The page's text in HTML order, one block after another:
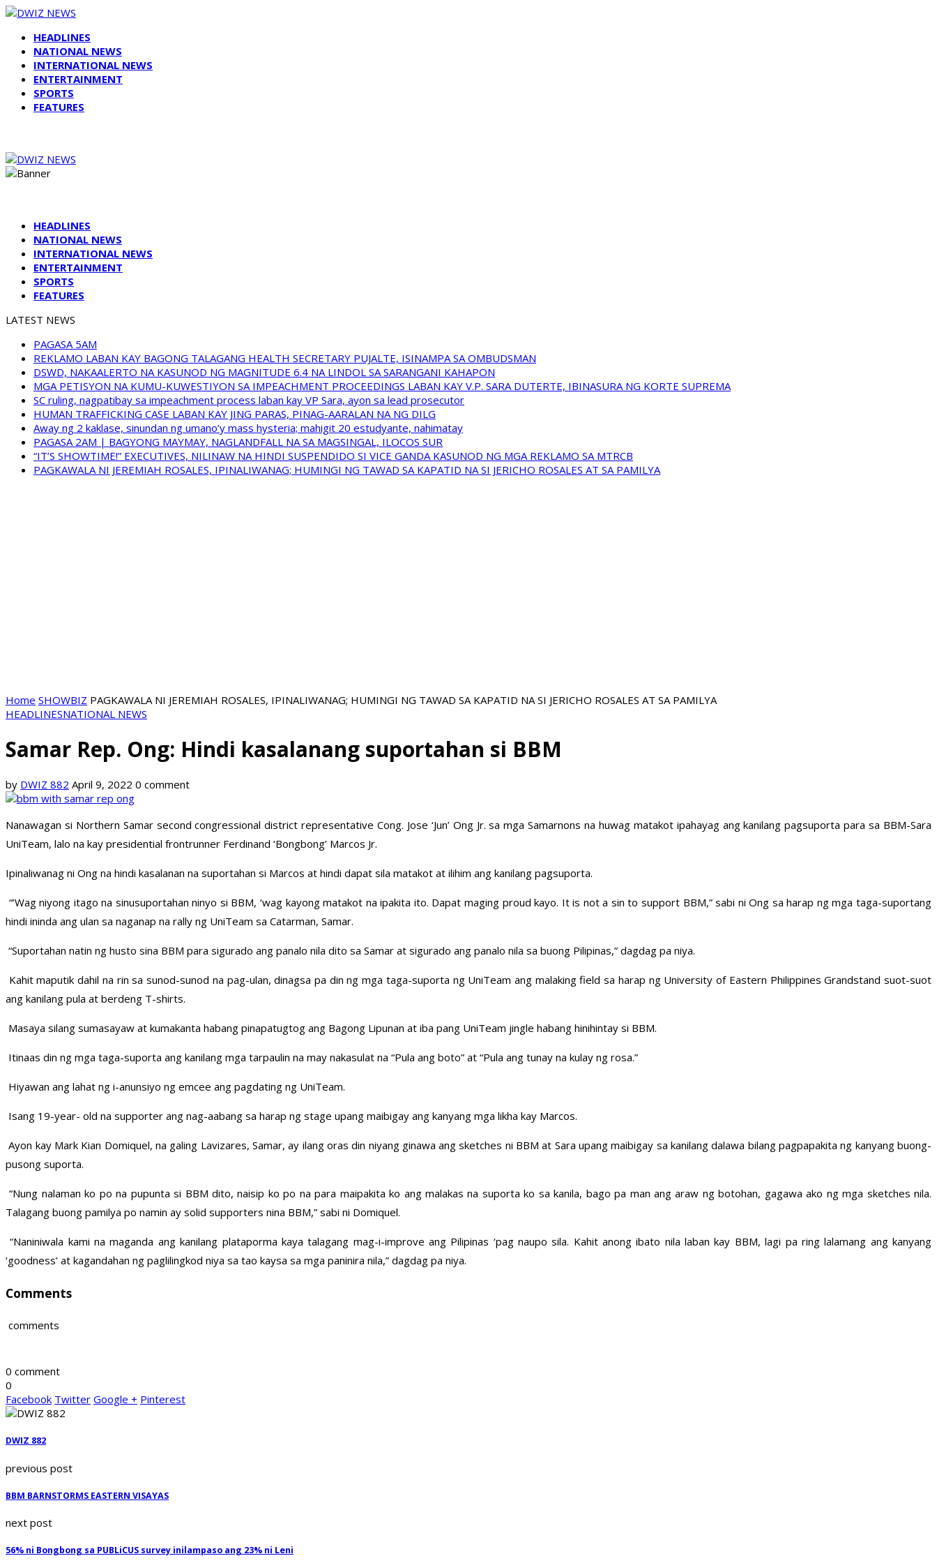
HEADLINES
NATIONAL NEWS
INTERNATIONAL NEWS
ENTERTAINMENT
SPORTS
FEATURES
HEADLINES
NATIONAL NEWS
INTERNATIONAL NEWS
ENTERTAINMENT
SPORTS
FEATURES
LATEST NEWS
PAGASA 5AM
REKLAMO LABAN KAY BAGONG TALAGANG HEALTH SECRETARY PUJALTE, ISINAMPA SA OMBUDSMAN
DSWD, NAKAALERTO NA KASUNOD NG MAGNITUDE 6.4 NA LINDOL SA SARANGANI KAHAPON
MGA PETISYON NA KUMU-KUWESTIYON SA IMPEACHMENT PROCEEDINGS LABAN KAY V.P. SARA DUTERTE, IBINASURA NG KORTE SUPREMA
SC ruling, nagpatibay sa impeachment process laban kay VP Sara, ayon sa lead prosecutor
HUMAN TRAFFICKING CASE LABAN KAY JING PARAS, PINAG-AARALAN NA NG DILG
Away ng 2 kaklase, sinundan ng umano’y mass hysteria; mahigit 20 estudyante, nahimatay
PAGASA 2AM | BAGYONG MAYMAY, NAGLANDFALL NA SA MAGSINGAL, ILOCOS SUR
“IT’S SHOWTIME!” EXECUTIVES, NILINAW NA HINDI SUSPENDIDO SI VICE GANDA KASUNOD NG MGA REKLAMO SA MTRCB
PAGKAWALA NI JEREMIAH ROSALES, IPINALIWANAG; HUMINGI NG TAWAD SA KAPATID NA SI JERICHO ROSALES AT SA PAMILYA
Home SHOWBIZ PAGKAWALA NI JEREMIAH ROSALES, IPINALIWANAG; HUMINGI NG TAWAD SA KAPATID NA SI JERICHO ROSALES AT SA PAMILYA
HEADLINESNATIONAL NEWS
Samar Rep. Ong: Hindi kasalanang suportahan si BBM
by DWIZ 882 April 9, 2022 0 comment
Nanawagan si Northern Samar second congressional district representative Cong. Jose ‘Jun’ Ong Jr. sa mga Samarnons na huwag matakot ipahayag ang kanilang pagsuporta para sa BBM-Sara
UniTeam, lalo na kay presidential frontrunner Ferdinand ‘Bongbong’ Marcos Jr.
Ipinaliwanag ni Ong na hindi kasalanan na suportahan si Marcos at hindi dapat sila matakot at ilihim ang kanilang pagsuporta.
“’Wag niyong itago na sinusuportahan ninyo si BBM, ‘wag kayong matakot na ipakita ito. Dapat maging proud kayo. It is not a sin to support BBM,” sabi ni Ong sa harap ng mga taga-suportang
hindi ininda ang ulan sa naganap na rally ng UniTeam sa Catarman, Samar.
“Suportahan natin ng husto sina BBM para sigurado ang panalo nila dito sa Samar at sigurado ang panalo nila sa buong Pilipinas,” dagdag pa niya.
Kahit maputik dahil na rin sa sunod-sunod na pag-ulan, dinagsa pa din ng mga taga-suporta ng UniTeam ang malaking field sa harap ng University of Eastern Philippines Grandstand suot-suot
ang kanilang pula at berdeng T-shirts.
Masaya silang sumasayaw at kumakanta habang pinapatugtog ang Bagong Lipunan at iba pang UniTeam jingle habang hinihintay si BBM.
Itinaas din ng mga taga-suporta ang kanilang mga tarpaulin na may nakasulat na “Pula ang boto” at “Pula ang tunay na kulay ng rosa.”
Hiyawan ang lahat ng i-anunsiyo ng emcee ang pagdating ng UniTeam.
Isang 19-year- old na supporter ang nag-aabang sa harap ng stage upang maibigay ang kanyang mga likha kay Marcos.
Ayon kay Mark Kian Domiquel, na galing Lavizares, Samar, ay ilang oras din niyang ginawa ang sketches ni BBM at Sara upang maibigay sa kanilang dalawa bilang pagpapakita ng kanyang buong-
pusong suporta.
“Nung nalaman ko po na pupunta si BBM dito, naisip ko po na para maipakita ko ang malakas na suporta ko sa kanila, bago pa man ang araw ng botohan, gagawa ako ng mga sketches nila.
Talagang buong pamilya po namin ay solid supporters nina BBM,” sabi ni Domiquel.
“Naniniwala kami na maganda ang kanilang plataporma kaya talagang mag-i-improve ang Pilipinas ‘pag naupo sila. Kahit anong ibato nila laban kay BBM, lagi pa ring lalamang ang kanyang
‘goodness’ at kagandahan ng paglilingkod niya sa tao kaysa sa mga paninira nila,” dagdag pa niya.
Comments
comments
0 comment
0
Facebook Twitter Google + Pinterest
DWIZ 882
previous post
BBM BARNSTORMS EASTERN VISAYAS
next post
56% ni Bongbong sa PUBLiCUS survey inilampaso ang 23% ni Leni